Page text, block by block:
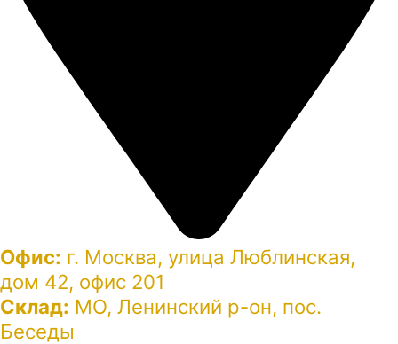
Офис: г. Москва, улица Люблинская,
дом 42, офис 201
Склад: МО, Ленинский р-он, пос.
Беседы